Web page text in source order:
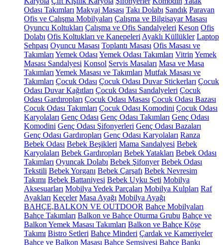
Odası Takımları Makyaj Masası Takı Dolabı Sandık Paravan
Ofis ve Çalışma Mobilyaları Çalışma ve Bilgisayar Masası
Oyuncu Koltukları Çalışma ve Ofis Sandalyeleri Keson Ofis
Dolabı Ofis Koltukları ve Kanepeleri Ayaklı Küllükler Laptop
Sehpası Oyuncu Masası Toplantı Masası Ofis Masası ve
Takımları Yemek Odası Yemek Odası Takımları Vitrin Yemek
Masası Sandalyesi Konsol Servis Masaları Masa ve Masa
Takımları Yemek Masası ve Takımları Mutfak Masası ve
Takımları Çocuk Odası Çocuk Odası Duvar Stickerları Çocuk
Odası Duvar Kağıtları Çocuk Odası Sandalyeleri Çocuk
Odası Gardıropları Çocuk Odası Masası Çocuk Odası Bazası
Çocuk Odası Takımları Çocuk Odası Komodini Çocuk Odası
Karyolaları Genç Odası Genç Odası Takımları Genç Odası
Komodini Genç Odası Şifonyerleri Genç Odası Bazaları
Genç Odası Gardıropları Genç Odası Karyolaları Ranza
Bebek Odası Bebek Beşikleri Mama Sandalyesi Bebek
Karyolaları Bebek Gardıropları Bebek Yatakları Bebek Odası
Takımları Oyuncak Dolabı Bebek Şifonyer Bebek Odası
Tekstili Bebek Yorganı Bebek Çarşafı Bebek Nevresim
Takımı Bebek Battaniyesi Bebek Uyku Seti Mobilya
Aksesuarları Mobilya Yedek Parçaları Mobilya Kulpları Raf
Ayakları Keçeler Masa Ayağı Mobilya Ayağı
BAHÇE,BALKON VE OUTDOOR Bahçe Mobilyaları
Bahçe Takımları Balkon ve Bahçe Oturma Grubu Bahçe ve
Balkon Yemek Masası Takımları Balkon ve Bahçe Köşe
Takımı Bistro Setleri Bahçe Minderi Çardak ve Kameriyeler
Bahçe ve Balkon Masası Bahçe Şemsiyesi Bahçe Bankı